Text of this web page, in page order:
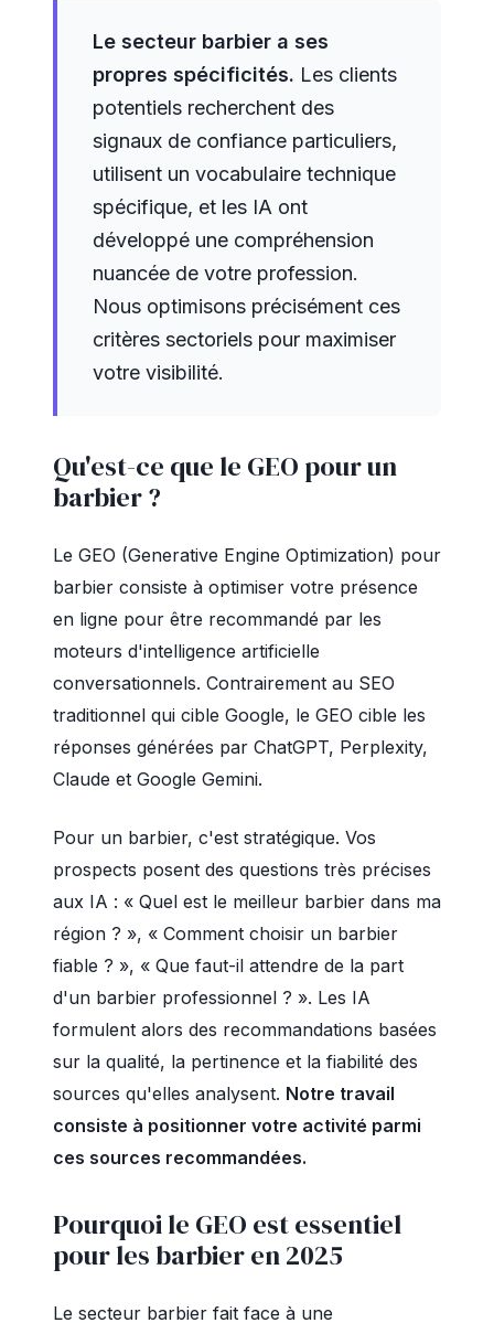
Le secteur barbier a ses
propres spécificités. Les clients
potentiels recherchent des
signaux de confiance particuliers,
utilisent un vocabulaire technique
spécifique, et les IA ont
développé une compréhension
nuancée de votre profession.
Nous optimisons précisément ces
critères sectoriels pour maximiser
votre visibilité.
Qu'est-ce que le GEO pour un
barbier ?
Le GEO (Generative Engine Optimization) pour
barbier consiste à optimiser votre présence
en ligne pour être recommandé par les
moteurs d'intelligence artificielle
conversationnels. Contrairement au SEO
traditionnel qui cible Google, le GEO cible les
réponses générées par ChatGPT, Perplexity,
Claude et Google Gemini.
Pour un barbier, c'est stratégique. Vos
prospects posent des questions très précises
aux IA : « Quel est le meilleur barbier dans ma
région ? », « Comment choisir un barbier
fiable ? », « Que faut-il attendre de la part
d'un barbier professionnel ? ». Les IA
formulent alors des recommandations basées
sur la qualité, la pertinence et la fiabilité des
sources qu'elles analysent. Notre travail
consiste à positionner votre activité parmi
ces sources recommandées.
Pourquoi le GEO est essentiel
pour les barbier en 2025
Le secteur barbier fait face à une